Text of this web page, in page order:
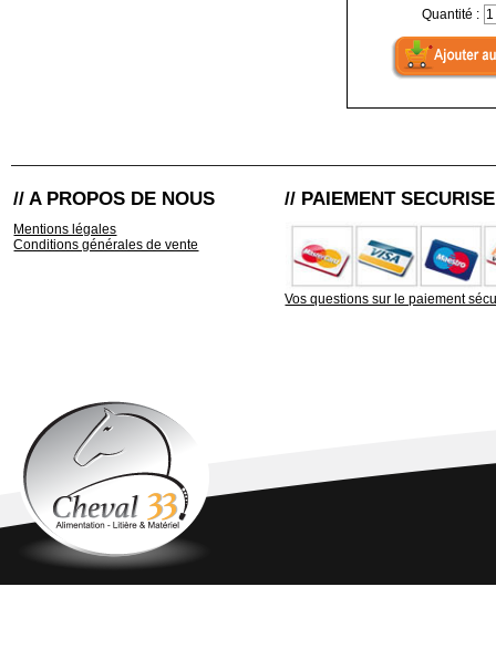
Quantité :
// A PROPOS DE NOUS
Mentions légales
Conditions générales de vente
// PAIEMENT SECURISE
Vos questions sur le paiement